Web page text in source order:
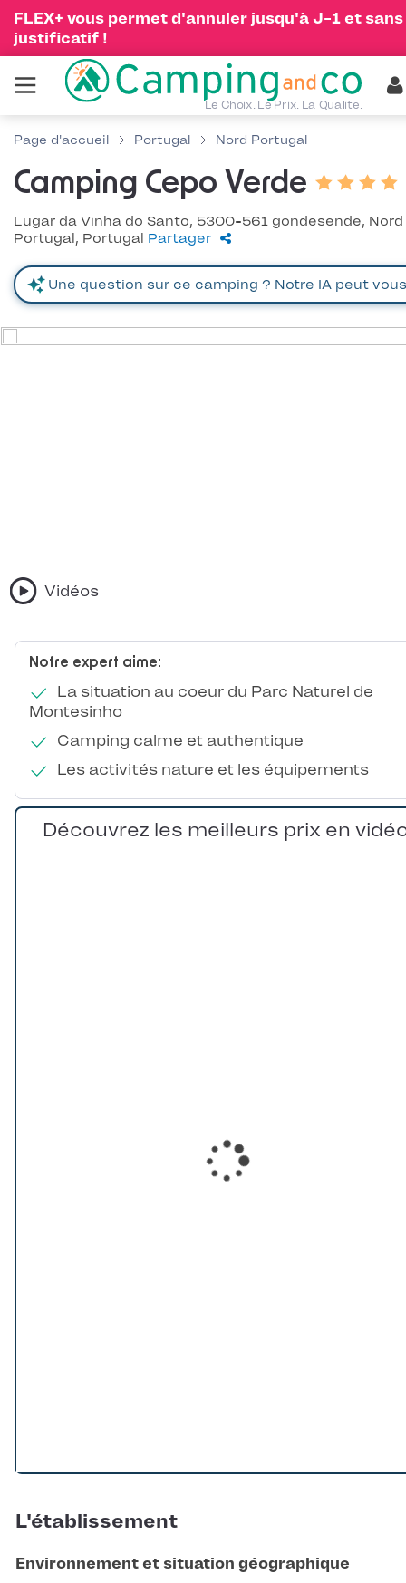
FLEX+ vous permet d'annuler jusqu'à J-1 et sans
justificatif !
Le Choix. Le Prix. La Qualité.
Page d'accueil Portugal Nord Portugal
Camping Cepo Verde
Lugar da Vinha do Santo, 5300-561 gondesende, Nord
Portugal, Portugal Partager
Notre expert aime:
La situation au coeur du Parc Naturel de
Montesinho
Camping calme et authentique
Les activités nature et les équipements
Vidéos
Découvrez les meilleurs prix en
L'établissement
Environnement et situation géographique